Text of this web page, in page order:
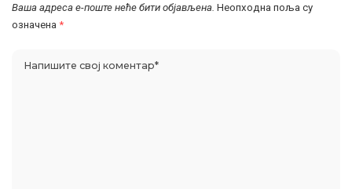
Ваша адреса е-поште неће бити објављена. Неопходна поља су
означена *